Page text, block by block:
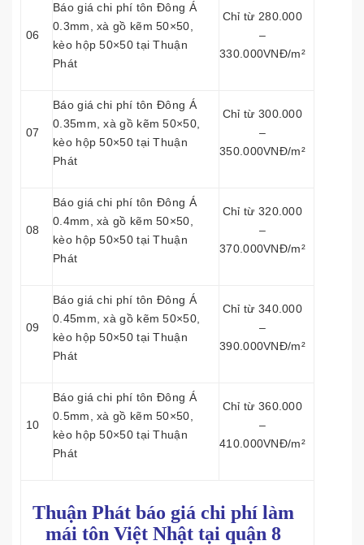
06
Báo giá chi phí tôn Đông Á
0.3mm, xà gồ kẽm 50×50,
kèo hộp 50×50 tại Thuận
Phát
Chỉ từ 280.000
–
330.000VNĐ/m²
07
Báo giá chi phí tôn Đông Á
0.35mm, xà gồ kẽm 50×50,
kèo hộp 50×50 tại Thuận
Phát
Chỉ từ 300.000
–
350.000VNĐ/m²
08
Báo giá chi phí tôn Đông Á
0.4mm, xà gồ kẽm 50×50,
kèo hộp 50×50 tại Thuận
Phát
Chỉ từ 320.000
–
370.000VNĐ/m²
09
Báo giá chi phí tôn Đông Á
0.45mm, xà gồ kẽm 50×50,
kèo hộp 50×50 tại Thuận
Phát
Chỉ từ 340.000
–
390.000VNĐ/m²
10
Báo giá chi phí tôn Đông Á
0.5mm, xà gồ kẽm 50×50,
kèo hộp 50×50 tại Thuận
Phát
Chỉ từ 360.000
–
410.000VNĐ/m²
Thuận Phát báo giá chi phí làm
mái tôn Việt Nhật tại quận 8